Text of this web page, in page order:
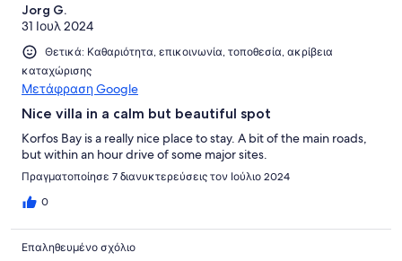
Jorg G.
31 Ιουλ 2024
Θετικά: Καθαριότητα, επικοινωνία, τοποθεσία, ακρίβεια
καταχώρισης
Μετάφραση Google
Nice villa in a calm but beautiful spot
Korfos Bay is a really nice place to stay. A bit of the main roads,
but within an hour drive of some major sites.
Πραγματοποίησε 7 διανυκτερεύσεις τον Ιούλιο 2024
0
Επαληθευμένο σχόλιο